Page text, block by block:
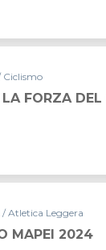
Ciclismo
LA FORZA
Atletica Leggera
MAPEI 2024